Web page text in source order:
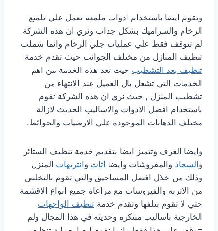
وتقوم ايضا باستخدام ادوات ملمعه تعمل علي تلميع
الرخام والسراميك بشكل جذاب ونري ان هذه الشركة
لم تتوقف فقط علي عمليات جلي الرخام وانما شملت
تنظيف المنازل من مختلف الجوانب حيث تقدم خدمة
تنظيف بعد التشطيب حيث تعد هذه الخدمة من اهم
الخدمات التي تشغل بال العميل عند الانتهاء من
تشطيب المنزل , حيث نري ان هذه الشركة تقوم
باستخدام افضل الادوات والاساليب الحديث لازالة
مختلف الدهانات الموجوده علي الارضيات والحوائط.
وايضا الغرف وتتميز ايضا بتقديم خدمة تنظيف الستائر
والسجاد والمفروشات وايضا اثاث وانتريهات المنزل
وذلك من خلال افضل المساحيق والتي تقوم بالتخلص
من الاتربة والفيروسات مع مراعاة جميع انواع الاقشمة
حتي لا تقوم بتلفها وتقدم خدمة تنظيف الواجهات
الخارجية باساليب مبتكره وحديثه في هذا المجال ولم